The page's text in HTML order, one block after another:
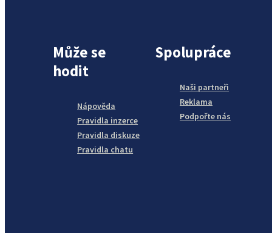
Může se
hodit
Nápověda
Pravidla inzerce
Pravidla diskuze
Pravidla chatu
Spolupráce
Naši partneři
Reklama
Podpořte nás